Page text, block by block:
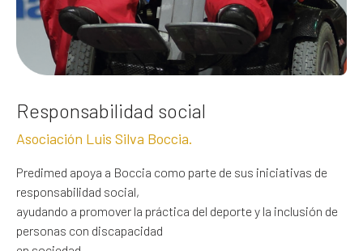
Responsabilidad social
Asociación Luis Silva Boccia.
Predimed apoya a Boccia como parte de sus iniciativas de
responsabilidad social,
ayudando a promover la práctica del deporte y la inclusión de
personas con discapacidad